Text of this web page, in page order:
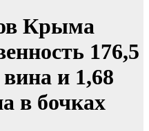
Крыма
176,5
и 1,68
в бочках